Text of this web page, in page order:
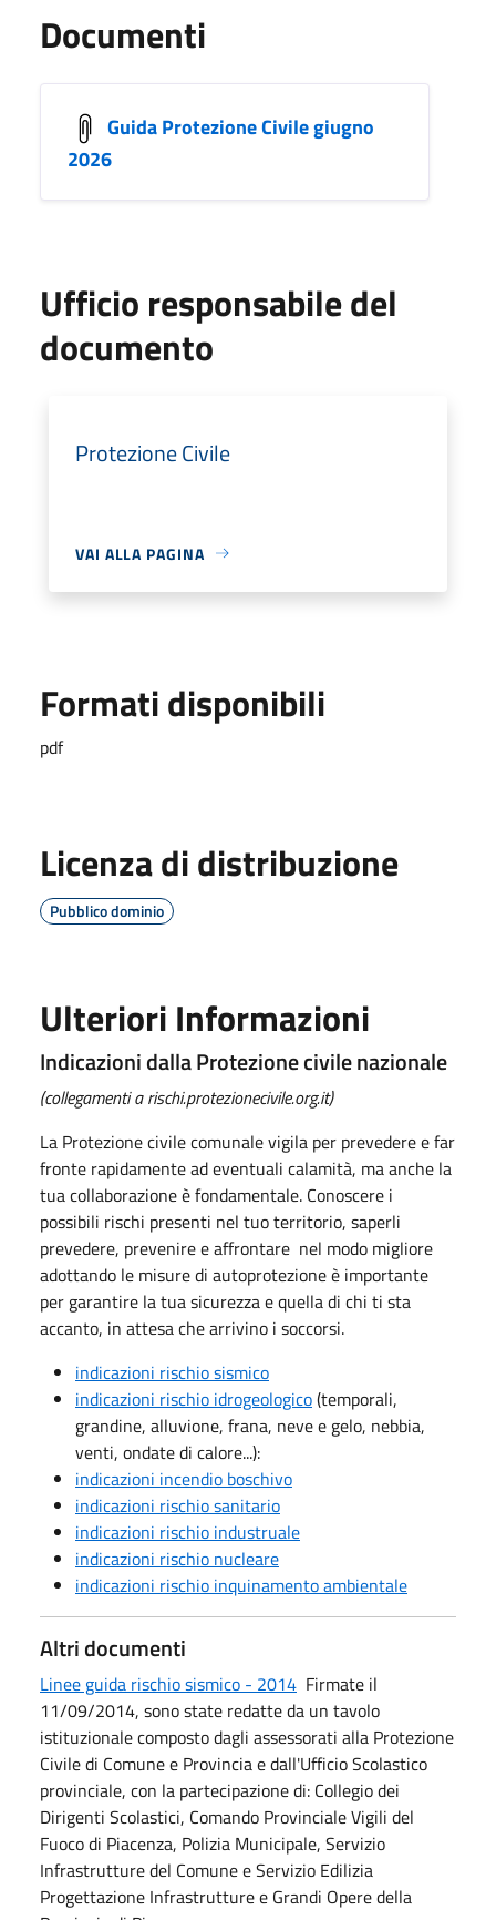
Documenti
Guida Protezione Civile giugno
2026
Ufficio responsabile del
documento
Protezione Civile
VAI ALLA PAGINA
Formati disponibili
pdf
Licenza di distribuzione
Pubblico dominio
Ulteriori Informazioni
Indicazioni dalla Protezione civile nazionale
(collegamenti a rischi.protezionecivile.org.it)
La Protezione civile comunale vigila per prevedere e far
fronte rapidamente ad eventuali calamità, ma anche la
tua collaborazione è fondamentale. Conoscere i
possibili rischi presenti nel tuo territorio, saperli
prevedere, prevenire e affrontare nel modo migliore
adottando le misure di autoprotezione è importante
per garantire la tua sicurezza e quella di chi ti sta
accanto, in attesa che arrivino i soccorsi.
indicazioni rischio sismico
indicazioni rischio idrogeologico(temporali,
grandine, alluvione, frana, neve e gelo, nebbia,
venti, ondate di calore...):
indicazioni incendio boschivo
indicazioni rischio sanitario
indicazioni rischio industruale
indicazioni rischio nucleare
indicazioni rischio inquinamento ambientale
Altri documenti
Linee guida rischio sismico - 2014 Firmate il
11/09/2014, sono state redatte da un tavolo
istituzionale composto dagli assessorati alla Protezione
Civile di Comune e Provincia e dall'Ufficio Scolastico
provinciale, con la partecipazione di: Collegio dei
Dirigenti Scolastici, Comando Provinciale Vigili del
Fuoco di Piacenza, Polizia Municipale, Servizio
Infrastrutture del Comune e Servizio Edilizia
Progettazione Infrastrutture e Grandi Opere della